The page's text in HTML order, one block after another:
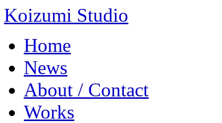
Koizumi Studio
Home
News
About / Contact
Works